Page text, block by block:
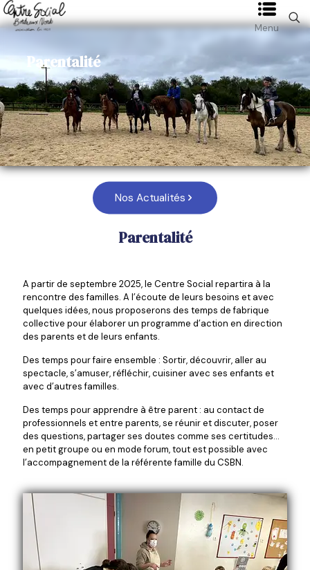
Menu
Parentalité
Nos Actualités
Parentalité
A partir de septembre 2025, le Centre Social repartira à la
rencontre des familles. A l’écoute de leurs besoins et avec
quelques idées, nous proposerons des temps de fabrique
collective pour élaborer un programme d’action en direction
des parents et de leurs enfants.
Des temps pour faire ensemble : Sortir, découvrir, aller au
spectacle, s’amuser, réfléchir, cuisiner avec ses enfants et
avec d’autres familles.
Des temps pour apprendre à être parent : au contact de
professionnels et entre parents, se réunir et discuter, poser
des questions, partager ses doutes comme ses certitudes…
en petit groupe ou en mode forum, tout est possible avec
l’accompagnement de la référente famille du CSBN.